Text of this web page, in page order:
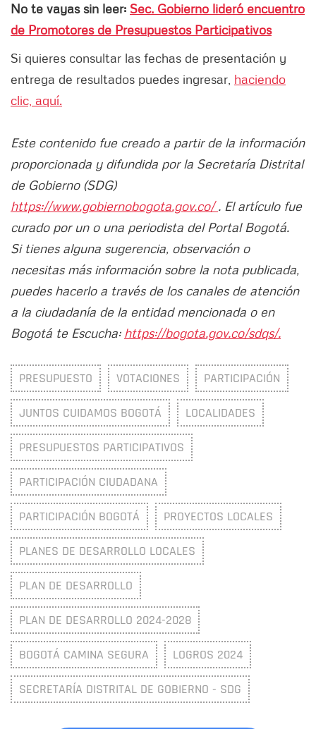
No te vayas sin leer: Sec. Gobierno lideró encuentro
de Promotores de Presupuestos Participativos
Si quieres consultar las fechas de presentación y
entrega de resultados puedes ingresar, haciendo
clic, aquí.
Este contenido fue creado a partir de la información
proporcionada y difundida por la Secretaría Distrital
de Gobierno (SDG)
https://www.gobiernobogota.gov.co/. El artículo fue
curado por un o una periodista del Portal Bogotá.
Si tienes alguna sugerencia, observación o
necesitas más información sobre la nota publicada,
puedes hacerlo a través de los canales de atención
a la ciudadanía de la entidad mencionada o en
Bogotá te Escucha: https://bogota.gov.co/sdqs/.
PRESUPUESTO VOTACIONES PARTICIPACIÓN
JUNTOS CUIDAMOS BOGOTÁ LOCALIDADES
PRESUPUESTOS PARTICIPATIVOS
PARTICIPACIÓN CIUDADANA
PARTICIPACIÓN BOGOTÁ PROYECTOS LOCALES
PLANES DE DESARROLLO LOCALES
PLAN DE DESARROLLO
PLAN DE DESARROLLO 2024-2028
BOGOTÁ CAMINA SEGURA LOGROS 2024
SECRETARÍA DISTRITAL DE GOBIERNO - SDG